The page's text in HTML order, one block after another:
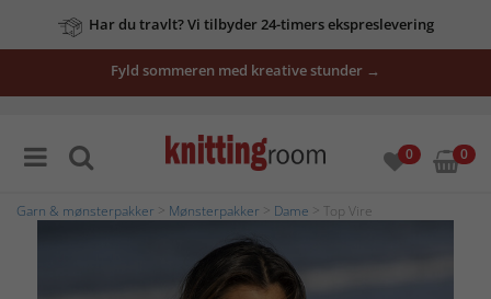
Har du travlt? Vi tilbyder 24-timers ekspreslevering
Fyld sommeren med kreative stunder →
0 0
Garn & mønsterpakker Mønsterpakker Dame > Top Vire